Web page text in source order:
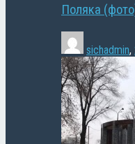
Поляка
sichadmin,